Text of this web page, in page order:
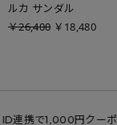
ルカ サンダル
￥26,400 ￥18,480
連携で1,000円クーポン